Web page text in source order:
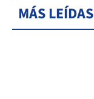
MÁS LEÍDAS